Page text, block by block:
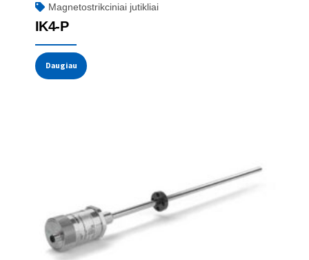
Magnetostrikciniai jutikliai
IK4-P
Daugiau